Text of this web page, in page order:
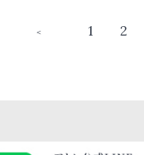
＜ 1 2